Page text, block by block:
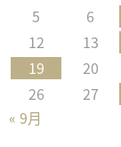
« 9月
5
6
12
13
19
20
26
27